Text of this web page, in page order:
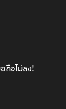
ถือไม่ลง!